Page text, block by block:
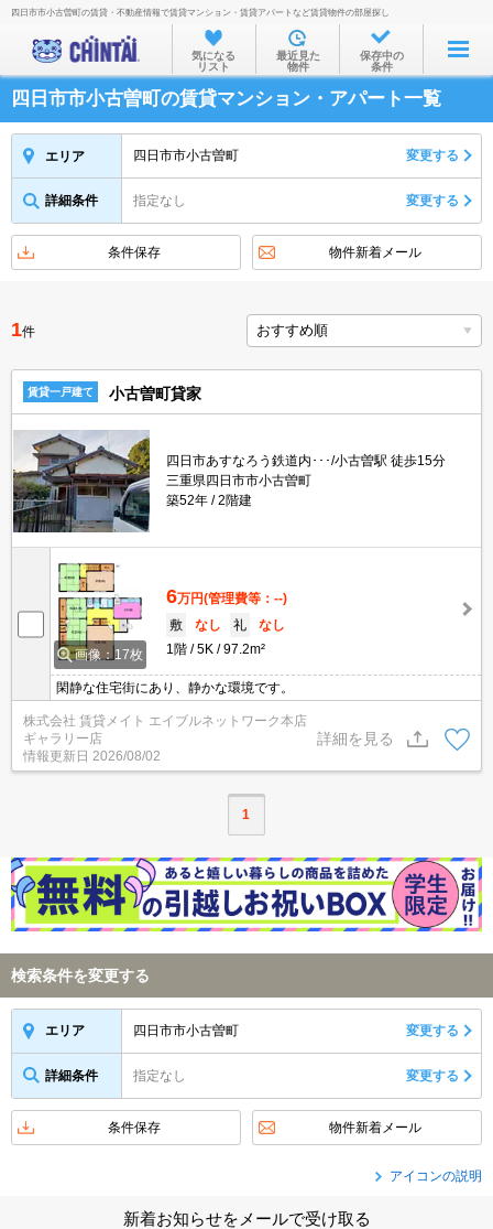
お部屋を探す
沿線・駅から
住所から
家賃相場から
物件特集から
不動産会社から
TOP
四日市市小古曽町の賃貸・不動産情報で賃貸マンション・賃貸アパートなど賃貸物件の部屋探し
気になる
リスト
最近見た
物件
保存中の
条件
四日市市小古曽町の賃貸マンション・アパート一覧
エリア 四日市市小古曽町 変更する
詳細条件 指定なし 変更する
条件保存 物件新着メール
1件
賃貸一戸建て 小古曽町貸家
四日市あすなろう鉄道内･･･/小古曽駅 徒歩15分
三重県四日市市小古曽町
築52年
2階建
画像：17枚
6万円(管理費等：--)
敷
なし 礼
なし
1階
5K 97.2m²
閑静な住宅街にあり、静かな環境です。
株式会社 賃貸メイト エイブルネットワーク本店
ギャラリー店
情報更新日 2026/08/02
詳細を見る
1
検索条件を変更する
エリア 四日市市小古曽町 変更する
詳細条件 指定なし 変更する
条件保存 物件新着メール
アイコンの説明
新着お知らせをメールで受け取る